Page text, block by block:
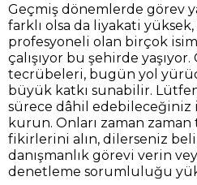
Geçmiş dönemlerde görev
farklı olsa da liyakati
profesyoneli olan birçok
çalışıyor bu şehirde
tecrübeleri, bugün yol
büyük katkı sunabilir.
sürece dâhil edebileceğiniz
kurun. Onları zaman zaman
fikirlerini alın, dilerseniz
danışmanlık görevi verin
denetleme sorumluluğu